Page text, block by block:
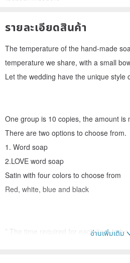
รายละเอียดสินค้า
The temperature of the hand-made
temperature we share, with a small
Let the wedding have the unique style
One group is 10 copies, the amount is
There are two options to choose from.
1. Word soap
2.LOVE word soap
Satin with four colors to choose from
Red, white, blue and black
* The time required for each item to
อ่านเพิ่มเติม